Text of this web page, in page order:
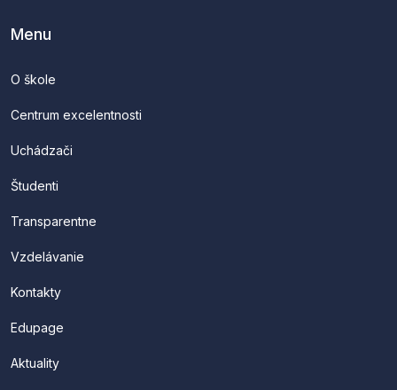
Menu
O škole
Centrum excelentnosti
Uchádzači
Študenti
Transparentne
Vzdelávanie
Kontakty
Edupage
Aktuality